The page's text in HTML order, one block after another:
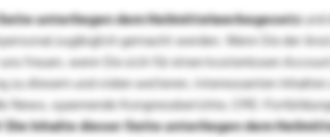
unterliegen dem Heilmittelwerbegesetzund
zugänglich gemacht werden. Wenn Sie der
freuen, wenn Sie sich für einen kostenlosen
zu diesem und vielen weiteren, interessanten
News, spannende Kongressberichte, CME-
Die Inhalte dieser Seite unterliegen dem